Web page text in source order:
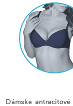
Dámske